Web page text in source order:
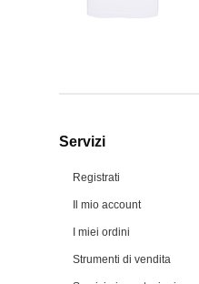
Servizi
Registrati
Il mio account
I miei ordini
Strumenti di vendita